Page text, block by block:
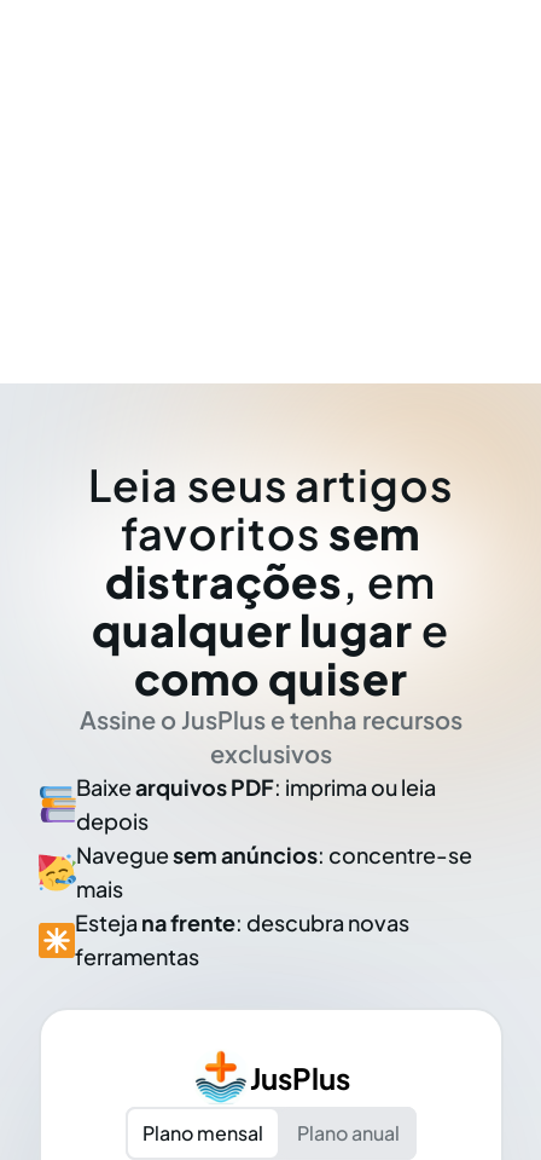
Leia seus artigos
favoritos sem
distrações, em
qualquer lugar e
como quiser
Assine o JusPlus e tenha recursos
exclusivos
Baixearquivos PDF: imprima ou leia
depois
Naveguesem anúncios: concentre-se
mais
Esteja na frente: descubra novas
ferramentas
JusPlus
Plano mensal
Plano anual